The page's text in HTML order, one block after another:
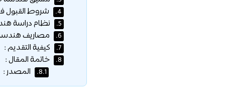
4. شروط القبول
5. نظام دراسة
6. مصاريف
7. كيفية التقديم :
8. خاتمة المقال :
8.1. المصدر :